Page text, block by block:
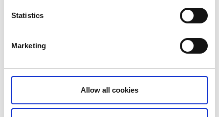
Statistics
Marketing
Allow all cookies